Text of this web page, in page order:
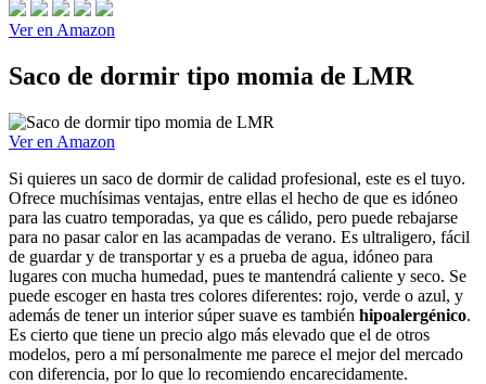
Ver en Amazon
Saco de dormir tipo momia de LMR
Ver en Amazon
Si quieres un saco de dormir de calidad profesional, este es el tuyo.
Ofrece muchísimas ventajas, entre ellas el hecho de que es idóneo
para las cuatro temporadas, ya que es cálido, pero puede rebajarse
para no pasar calor en las acampadas de verano. Es ultraligero, fácil
de guardar y de transportar y es a prueba de agua, idóneo para
lugares con mucha humedad, pues te mantendrá caliente y seco. Se
puede escoger en hasta tres colores diferentes: rojo, verde o azul, y
además de tener un interior súper suave es también hipoalergénico.
Es cierto que tiene un precio algo más elevado que el de otros
modelos, pero a mí personalmente me parece el mejor del mercado
con diferencia, por lo que lo recomiendo encarecidamente.